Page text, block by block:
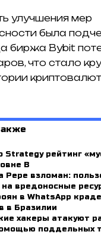
улучшения мер
была
биржа Bybit
что стало
Strategy рейтинг
B
Pepe взломан:
вредоносные
в WhatsApp
в Бразилии
хакеры атакуют
поддельных